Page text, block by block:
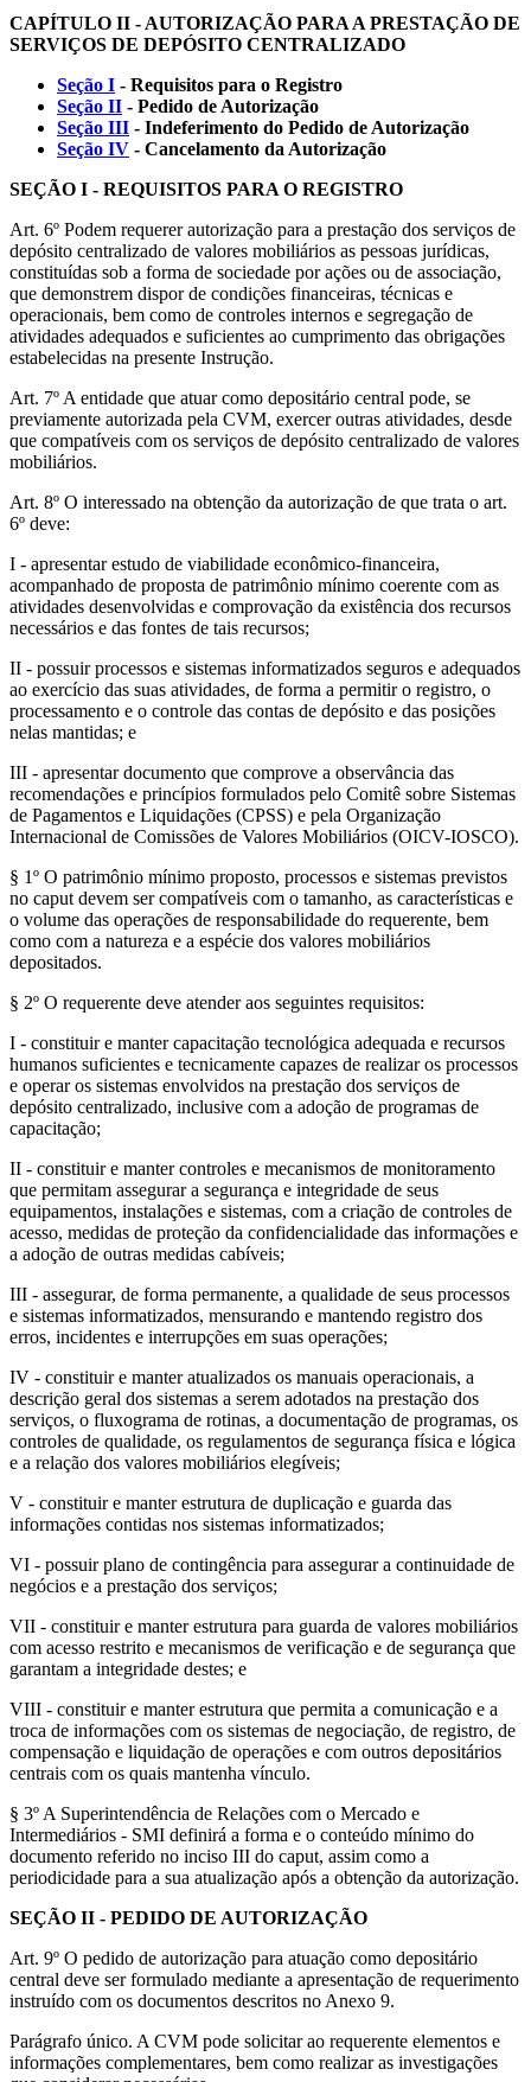
CAPÍTULO II - AUTORIZAÇÃO PARA A PRESTAÇÃO DE
SERVIÇOS DE DEPÓSITO CENTRALIZADO
Seção I - Requisitos para o Registro
Seção II - Pedido de Autorização
Seção III - Indeferimento do Pedido de Autorização
Seção IV - Cancelamento da Autorização
SEÇÃO I - REQUISITOS PARA O REGISTRO
Art. 6º Podem requerer autorização para a prestação dos serviços de
depósito centralizado de valores mobiliários as pessoas jurídicas,
constituídas sob a forma de sociedade por ações ou de associação,
que demonstrem dispor de condições financeiras, técnicas e
operacionais, bem como de controles internos e segregação de
atividades adequados e suficientes ao cumprimento das obrigações
estabelecidas na presente Instrução.
Art. 7º A entidade que atuar como depositário central pode, se
previamente autorizada pela CVM, exercer outras atividades, desde
que compatíveis com os serviços de depósito centralizado de valores
mobiliários.
Art. 8º O interessado na obtenção da autorização de que trata o art.
6º deve:
I - apresentar estudo de viabilidade econômico-financeira,
acompanhado de proposta de patrimônio mínimo coerente com as
atividades desenvolvidas e comprovação da existência dos recursos
necessários e das fontes de tais recursos;
II - possuir processos e sistemas informatizados seguros e adequados
ao exercício das suas atividades, de forma a permitir o registro, o
processamento e o controle das contas de depósito e das posições
nelas mantidas; e
III - apresentar documento que comprove a observância das
recomendações e princípios formulados pelo Comitê sobre Sistemas
de Pagamentos e Liquidações (CPSS) e pela Organização
Internacional de Comissões de Valores Mobiliários (OICV-IOSCO).
§ 1º O patrimônio mínimo proposto, processos e sistemas previstos
no caput devem ser compatíveis com o tamanho, as características e
o volume das operações de responsabilidade do requerente, bem
como com a natureza e a espécie dos valores mobiliários
depositados.
§ 2º O requerente deve atender aos seguintes requisitos:
I - constituir e manter capacitação tecnológica adequada e recursos
humanos suficientes e tecnicamente capazes de realizar os processos
e operar os sistemas envolvidos na prestação dos serviços de
depósito centralizado, inclusive com a adoção de programas de
capacitação;
II - constituir e manter controles e mecanismos de monitoramento
que permitam assegurar a segurança e integridade de seus
equipamentos, instalações e sistemas, com a criação de controles de
acesso, medidas de proteção da confidencialidade das informações e
a adoção de outras medidas cabíveis;
III - assegurar, de forma permanente, a qualidade de seus processos
e sistemas informatizados, mensurando e mantendo registro dos
erros, incidentes e interrupções em suas operações;
IV - constituir e manter atualizados os manuais operacionais, a
descrição geral dos sistemas a serem adotados na prestação dos
serviços, o fluxograma de rotinas, a documentação de programas, os
controles de qualidade, os regulamentos de segurança física e lógica
e a relação dos valores mobiliários elegíveis;
V - constituir e manter estrutura de duplicação e guarda das
informações contidas nos sistemas informatizados;
VI - possuir plano de contingência para assegurar a continuidade de
negócios e a prestação dos serviços;
VII - constituir e manter estrutura para guarda de valores mobiliários
com acesso restrito e mecanismos de verificação e de segurança que
garantam a integridade destes; e
VIII - constituir e manter estrutura que permita a comunicação e a
troca de informações com os sistemas de negociação, de registro, de
compensação e liquidação de operações e com outros depositários
centrais com os quais mantenha vínculo.
§ 3º A Superintendência de Relações com o Mercado e
Intermediários - SMI definirá a forma e o conteúdo mínimo do
documento referido no inciso III do caput, assim como a
periodicidade para a sua atualização após a obtenção da autorização.
SEÇÃO II - PEDIDO DE AUTORIZAÇÃO
Art. 9º O pedido de autorização para atuação como depositário
central deve ser formulado mediante a apresentação de requerimento
instruído com os documentos descritos no Anexo 9.
Parágrafo único. A CVM pode solicitar ao requerente elementos e
informações complementares, bem como realizar as investigações